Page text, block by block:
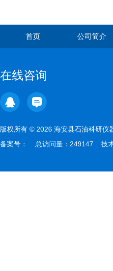
首页 公司简介
在线咨询
版权所有 © 2026 海安县石油科研
备案号：
总访问量：249147 技术